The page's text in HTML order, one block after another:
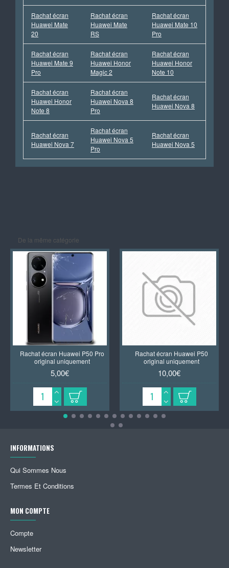
Rachat écran
Huawei Mate
20
Rachat écran
Huawei Mate
RS
Rachat écran
Huawei Mate 10
Pro
Rachat écran
Huawei Mate 9
Pro
Rachat écran
Huawei Honor
Magic 2
Rachat écran
Huawei Honor
Note 10
Rachat écran
Huawei Honor
Note 8
Rachat écran
Huawei Nova 8
Pro
Rachat écran
Huawei Nova 8
Rachat écran
Huawei Nova 7
Rachat écran
Huawei Nova 5
Pro
Rachat écran
Huawei Nova 5
De la même catégorie
Rachat écran Huawei P50 Pro
original uniquement
5,00€
Rachat écran Huawei P50
original uniquement
10,00€
INFORMATIONS
Qui Sommes Nous
Termes Et Conditions
MON COMPTE
Compte
Newsletter